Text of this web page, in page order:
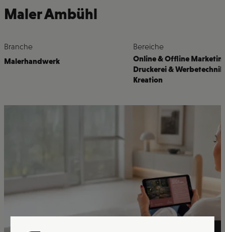
Maler Ambühl
Branche
Malerhandwerk
Bereiche
Online & Offline
Druckerei & Werbetechnik
Kreation